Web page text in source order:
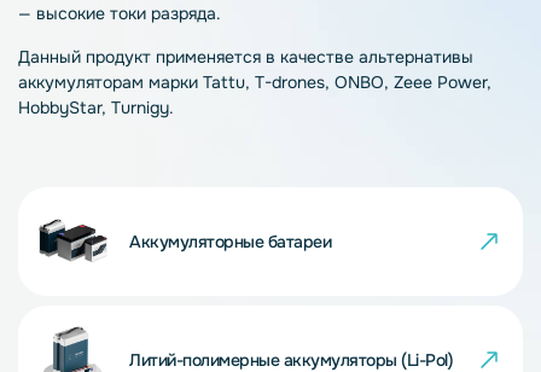
— высокие токи разряда.
Данный продукт применяется в качестве альтернативы
аккумуляторам марки Tattu, T-drones, ONBO, Zeee Power,
HobbyStar, Turnigy.
Аккумуляторные батареи
Литий-полимерные аккумуляторы (Li-Pol)